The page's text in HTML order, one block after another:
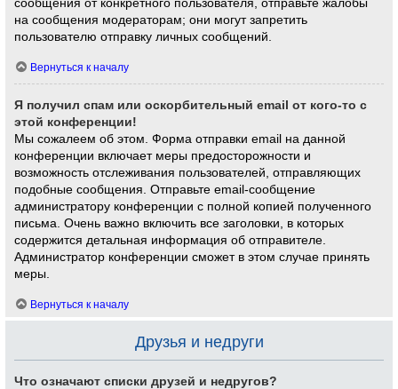
сообщения от конкретного пользователя, отправьте жалобы
на сообщения модераторам; они могут запретить
пользователю отправку личных сообщений.
Вернуться к началу
Я получил спам или оскорбительный email от кого-то с
этой конференции!
Мы сожалеем об этом. Форма отправки email на данной
конференции включает меры предосторожности и
возможность отслеживания пользователей, отправляющих
подобные сообщения. Отправьте email-сообщение
администратору конференции с полной копией полученного
письма. Очень важно включить все заголовки, в которых
содержится детальная информация об отправителе.
Администратор конференции сможет в этом случае принять
меры.
Вернуться к началу
Друзья и недруги
Что означают списки друзей и недругов?